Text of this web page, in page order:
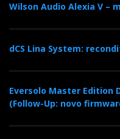
Wilson Audio Alexia V –
dCS Lina System:
Eversolo Master Edition
(Follow-Up: novo